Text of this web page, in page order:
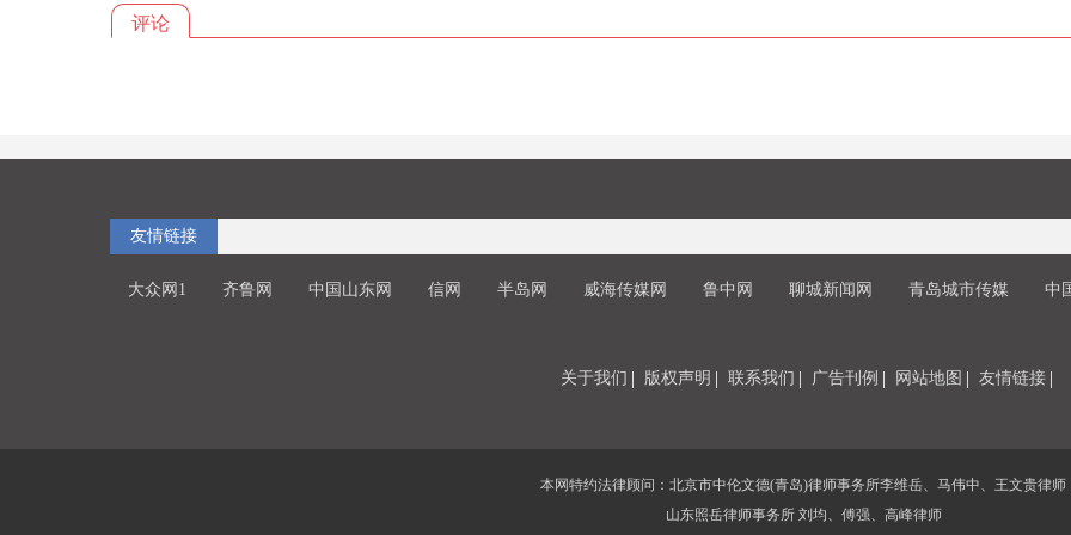
评论
友情链接
大众网1 齐鲁网 中国山东网 信网 半岛网 威海传媒网 鲁中网 聊城新闻网 青岛城市传媒 中
关于我们 版权声明 联系我们 广告刊例 网站地图 友情链接
本网特约法律顾问：北京市中伦文德(青岛)律师事务所李维岳、马伟中、王文贵律师
山东照岳律师事务所 刘均、傅强、高峰律师